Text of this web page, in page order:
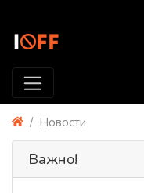
Новости
Важно!